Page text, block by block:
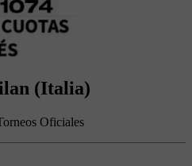
(Italia)
Oficiales